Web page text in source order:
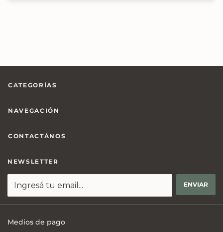
CATEGORÍAS
NAVEGACIÓN
CONTACTÁNOS
NEWSLETTER
Medios de pago